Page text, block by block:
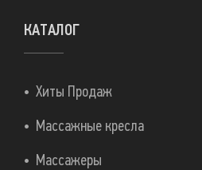
КАТАЛОГ
Хиты Продаж
Массажные кресла
Массажеры